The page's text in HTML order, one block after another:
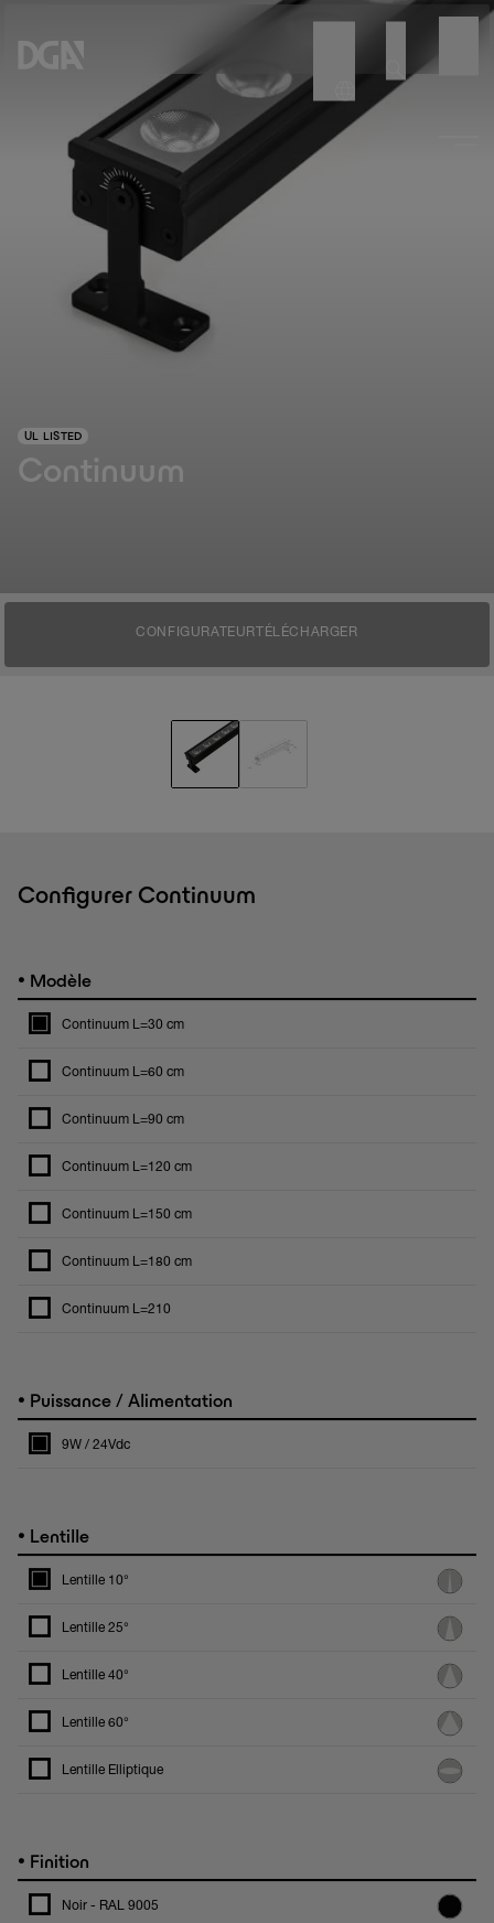
Continuum
UL LISTED
CONFIGURATEURTÉLÉCHARGER
Configurer Continuum
• Modèle
Continuum L=30 cm
Continuum L=60 cm
Continuum L=90 cm
Continuum L=120 cm
Continuum L=150 cm
Continuum L=180 cm
Continuum L=210
• Puissance / Alimentation
9W / 24Vdc
• Lentille
Lentille 10°
Lentille 25°
Lentille 40°
Lentille 60°
Lentille Elliptique
• Finition
Noir - RAL 9005